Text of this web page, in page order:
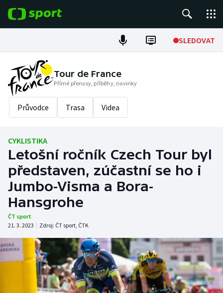
SLEDOVAT
Fotbal
Hokej
Tenis
Cyklistika
DALŠÍ SPORTY
Americký fotbal
Baseball a softbal
Basketbal
Biatlon
NEPŘEHLÉDNĚTE
Soutěže
Historické návraty
Aplikace ČT sport
Tour de France
Přímé přenosy, příběhy, novinky
Průvodce Trasa Videa
CYKLISTIKA
Letošní ročník Czech Tour byl
představen, zúčastní se ho i
Jumbo-Visma a Bora-
Hansgrohe
ČT sport
21. 3. 2023 | Zdroj: ČT sport, ČTK